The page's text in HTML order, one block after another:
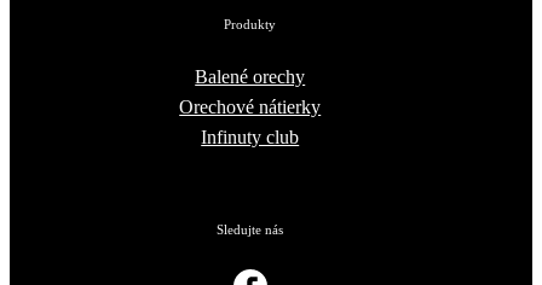
Produkty
Balené orechy
Orechové nátierky
Infinuty club
Sledujte nás